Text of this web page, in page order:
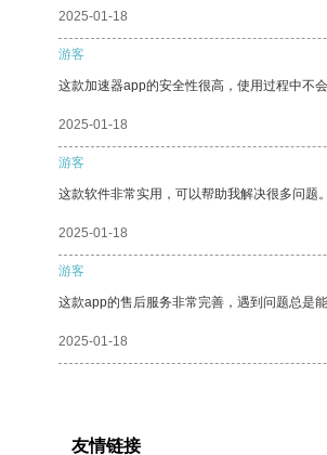
2025-01-18
游客
这款加速器app的安全性很高，使用过程中不
2025-01-18
游客
这款软件非常实用，可以帮助我解决很多问题。
2025-01-18
游客
这款app的售后服务非常完善，遇到问题总是
2025-01-18
友情链接